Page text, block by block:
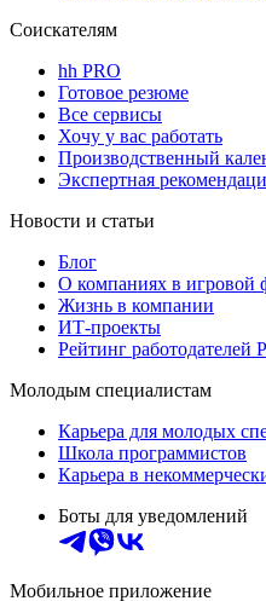
Соискателям
hh PRO
Готовое резюме
Все сервисы
Хочу у вас работать
Производственный
Экспертная
Новости и статьи
Блог
О компаниях в игровой
Жизнь в компании
ИТ-проекты
Рейтинг работодателей
Молодым специалистам
Карьера для молодых
Школа программистов
Карьера в
Боты для уведомлений
Мобильное приложение